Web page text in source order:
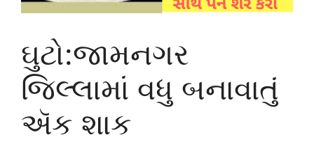
ઘુટો:જામનગર
જિલ્લામાં વધુ બનાવાતું
ઍક શાક